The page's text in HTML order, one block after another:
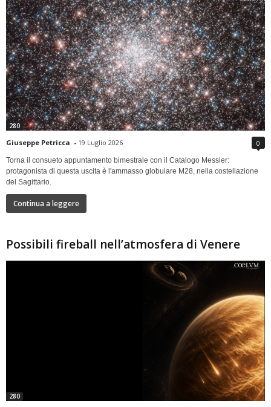
280
Giuseppe Petricca - 19 Luglio 2026 0
Torna il consueto appuntamento bimestrale con il Catalogo Messier:
protagonista di questa uscita è l'ammasso globulare M28, nella costellazione
del Sagittario.
Continua a leggere
Possibili fireball nell’atmosfera di Venere
280